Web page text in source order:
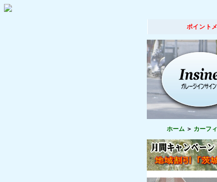
ポイント
ホーム カーフ